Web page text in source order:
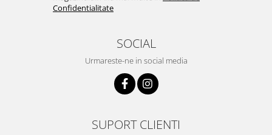
Confidentialitate
SOCIAL
Urmareste-ne in social media
SUPORT CLIENTI